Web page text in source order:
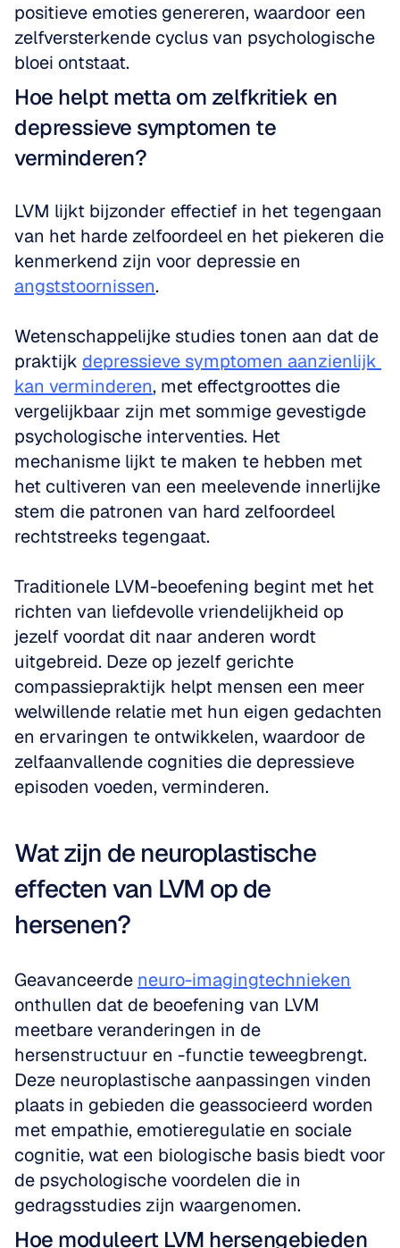
positieve emoties genereren, waardoor een
zelfversterkende cyclus van psychologische
bloei ontstaat.
Hoe helpt metta om zelfkritiek en
depressieve symptomen te
verminderen?
LVM lijkt bijzonder effectief in het tegengaan
van het harde zelfoordeel en het piekeren die
angststoornissen.
Wetenschappelijke studies tonen aan dat de
praktijk depressieve symptomen aanzienlijk
kan verminderen, met effectgroottes die
vergelijkbaar zijn met sommige gevestigde
psychologische interventies. Het
mechanisme lijkt te maken te hebben met
het cultiveren van een meelevende innerlijke
stem die patronen van hard zelfoordeel
rechtstreeks tegengaat.
Traditionele LVM-beoefening begint met het
richten van liefdevolle vriendelijkheid op
jezelf voordat dit naar anderen wordt
uitgebreid. Deze op jezelf gerichte
compassiepraktijk helpt mensen een meer
welwillende relatie met hun eigen gedachten
en ervaringen te ontwikkelen, waardoor de
zelfaanvallende cognities die depressieve
episoden voeden, verminderen.
Wat zijn de neuroplastische
effecten van LVM op de
hersenen?
Geavanceerde neuro-imagingtechnieken
onthullen dat de beoefening van LVM
meetbare veranderingen in de
hersenstructuur en -functie teweegbrengt.
Deze neuroplastische aanpassingen vinden
plaats in gebieden die geassocieerd worden
met empathie, emotieregulatie en sociale
cognitie, wat een biologische basis biedt voor
de psychologische voordelen die in
gedragsstudies zijn waargenomen.
Hoe moduleert LVM hersengebieden